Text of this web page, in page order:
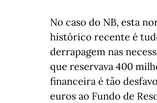
No caso do NB, esta
histórico recente é
derrapagem nas
que reservava 400
financeira é tão
euros ao Fundo de